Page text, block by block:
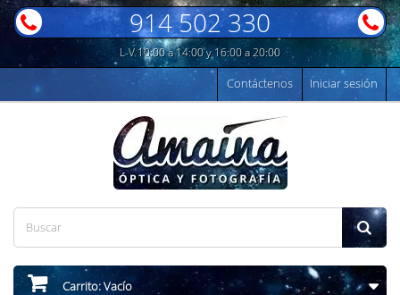
914 502 330
L-V 10:00 a 14:00 y 16:00 a 20:00
Iniciar sesión
Contáctenos
Carrito:Vacío